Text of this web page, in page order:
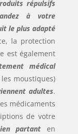
répulsifs
à votre
le plus adapté
la protection
est également
médical
moustiques)
adultes.
médicaments
de votre
partanten